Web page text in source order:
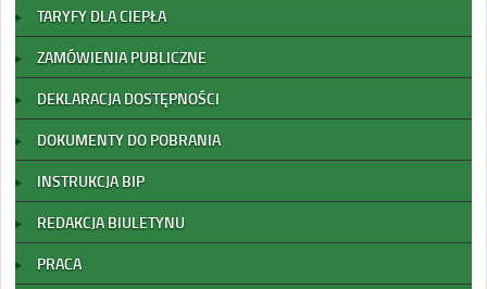
TARYFY DLA CIEPŁA
ZAMÓWIENIA PUBLICZNE
DEKLARACJA DOSTĘPNOŚCI
DOKUMENTY DO POBRANIA
INSTRUKCJA BIP
REDAKCJA BIULETYNU
PRACA